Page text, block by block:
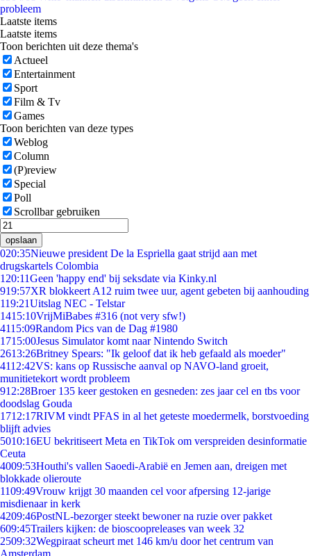
probleem
Laatste items
Laatste items
Toon berichten uit deze thema's
Actueel
Entertainment
Sport
Film & Tv
Games
Toon berichten van deze types
Weblog
Column
(P)review
Special
Poll
Scrollbar gebruiken
opslaan
020:35Nieuwe president De la Espriella gaat strijd aan met
drugskartels Colombia
1 20:11Geen 'happy end' bij seksdate via Kinky.nl
919:57XR blokkeert A12 ruim twee uur, agent gebeten bij aanhouding
119:21Uitslag NEC - Telstar
1415:10VrijMiBabes #316 (not very sfw!)
4115:09Random Pics van de Dag #1980
1715:00Jesus Simulator komt naar Nintendo Switch
2613:26Britney Spears: "Ik geloof dat ik heb gefaald als moeder"
4112:42VS: kans op Russische aanval op NAVO-land groeit,
munitietekort wordt probleem
912:28Broer 135 keer gestoken en gesneden: zes jaar cel en tbs voor
doodslag Gouda
1712:17RIVM vindt PFAS in al het geteste moedermelk, borstvoeding
blijft advies
5010:16EU bekritiseert Meta en TikTok om verspreiden desinformatie
Ceuta
4009:53Houthi's vallen Saoedi-Arabië en Jemen aan, dreigen met
blokkade olieroute
1109:49Vrouw krijgt 30 maanden cel voor afpersing 12-jarige
misdienaar in kerk
4209:46PostNL-bezorger steekt bewoner na ruzie over pakket
609:45Trailers kijken: de bioscoopreleases van week 32
2509:32Wegpiraat scheurt met 146 km/u door het centrum van
Amsterdam